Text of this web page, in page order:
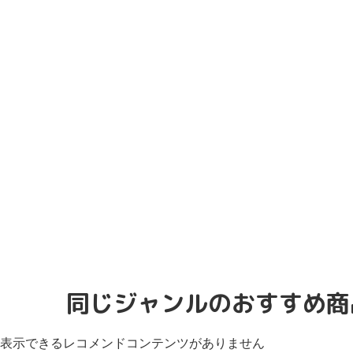
同じジャンルのおすすめ
表示できるレコメンドコンテンツがありません